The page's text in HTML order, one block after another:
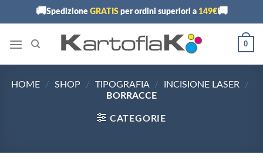
🚚Spedizione GRATISper ordini superiori a 149€🚚
0
HOME / SHOP / TIPOGRAFIA / INCISIONE LASER
/
BORRACCE
CATEGORIE